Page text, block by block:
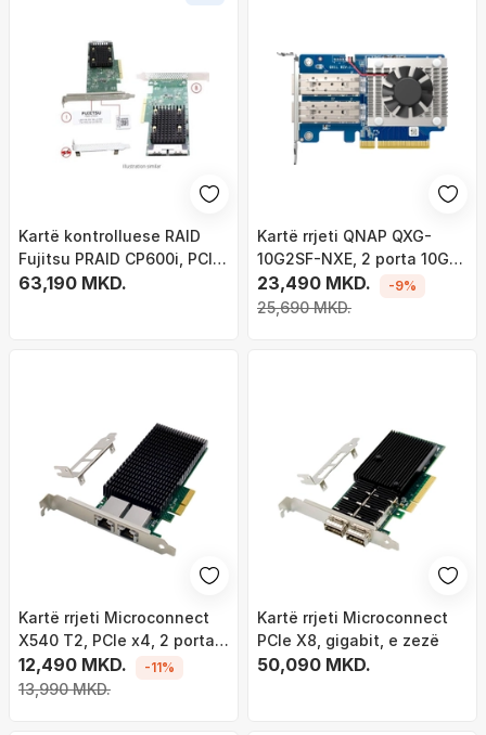
Kartë kontrolluese RAID
Fujitsu PRAID CP600i, PCIe,
FH LP
63,190 MKD.
Kartë rrjeti QNAP QXG-
10G2SF-NXE, 2 porta 10GbE
SFP+, PCIe
23,490 MKD.
25,690 MKD.
-9%
Kartë rrjeti Microconnect
X540 T2, PCIe x4, 2 porta
RJ45, e zezë
12,490 MKD.
13,990 MKD.
-11%
Kartë rrjeti Microconnect
PCIe X8, gigabit, e zezë
50,090 MKD.